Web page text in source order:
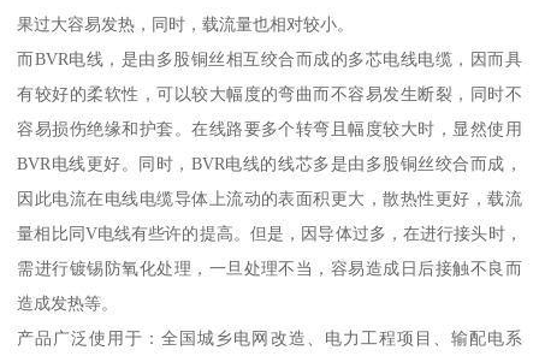
果过大容易发热，同时，载流量也相对较小。
而BVR电线，是由多股铜丝相互绞合而成的多芯电线电缆，因而具
有较好的柔软性，可以较大幅度的弯曲而不容易发生断裂，同时不
容易损伤绝缘和护套。在线路要多个转弯且幅度较大时，显然使用
BVR电线更好。同时，BVR电线的线芯多是由多股铜丝绞合而成，
因此电流在电线电缆导体上流动的表面积更大，散热性更好，载流
量相比同V电线有些许的提高。但是，因导体过多，在进行接头时，
需进行镀锡防氧化处理，一旦处理不当，容易造成日后接触不良而
造成发热等。
产品广泛使用于：全国城乡电网改造、电力工程项目、输配电系